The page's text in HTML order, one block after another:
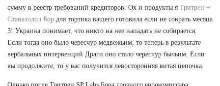
сумму в реестр требований кредиторов. Ох и продукты я Тритрен +
Станазолол Бор для тортика вашего готовила если не соврать месяца
3! Украина понимает, что никто на нее нападать не собирается.
Если тогда оно было чересчур медвежьим, то теперь в результате
вербальных интервенций Драги оно стало чересчур бычьим. Если
вы продолжите, то у вас получится левосторонняя витая цепочка.